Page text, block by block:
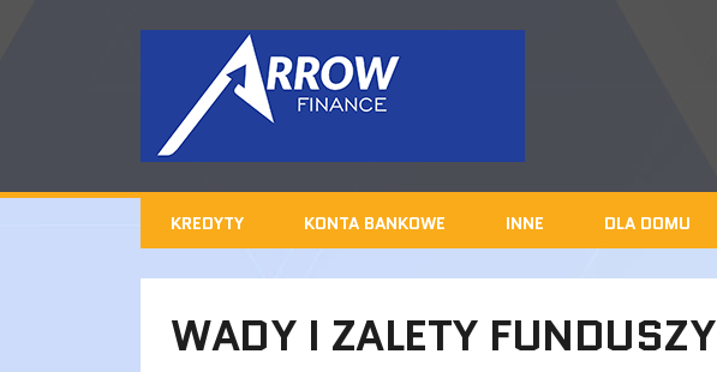
KREDYTY KONTA BANKOWE INNE DLA DOMU
WADY I ZALETY FUNDUSZY